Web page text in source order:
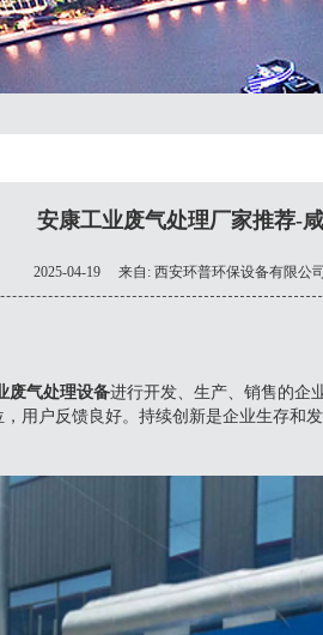
安康工业废气处理厂家推荐-
2025-04-19 来自: 西安环普环保设备有限公
废气处理设备进行开发、生产、销售的企
用户反馈良好。持续创新是企业生存